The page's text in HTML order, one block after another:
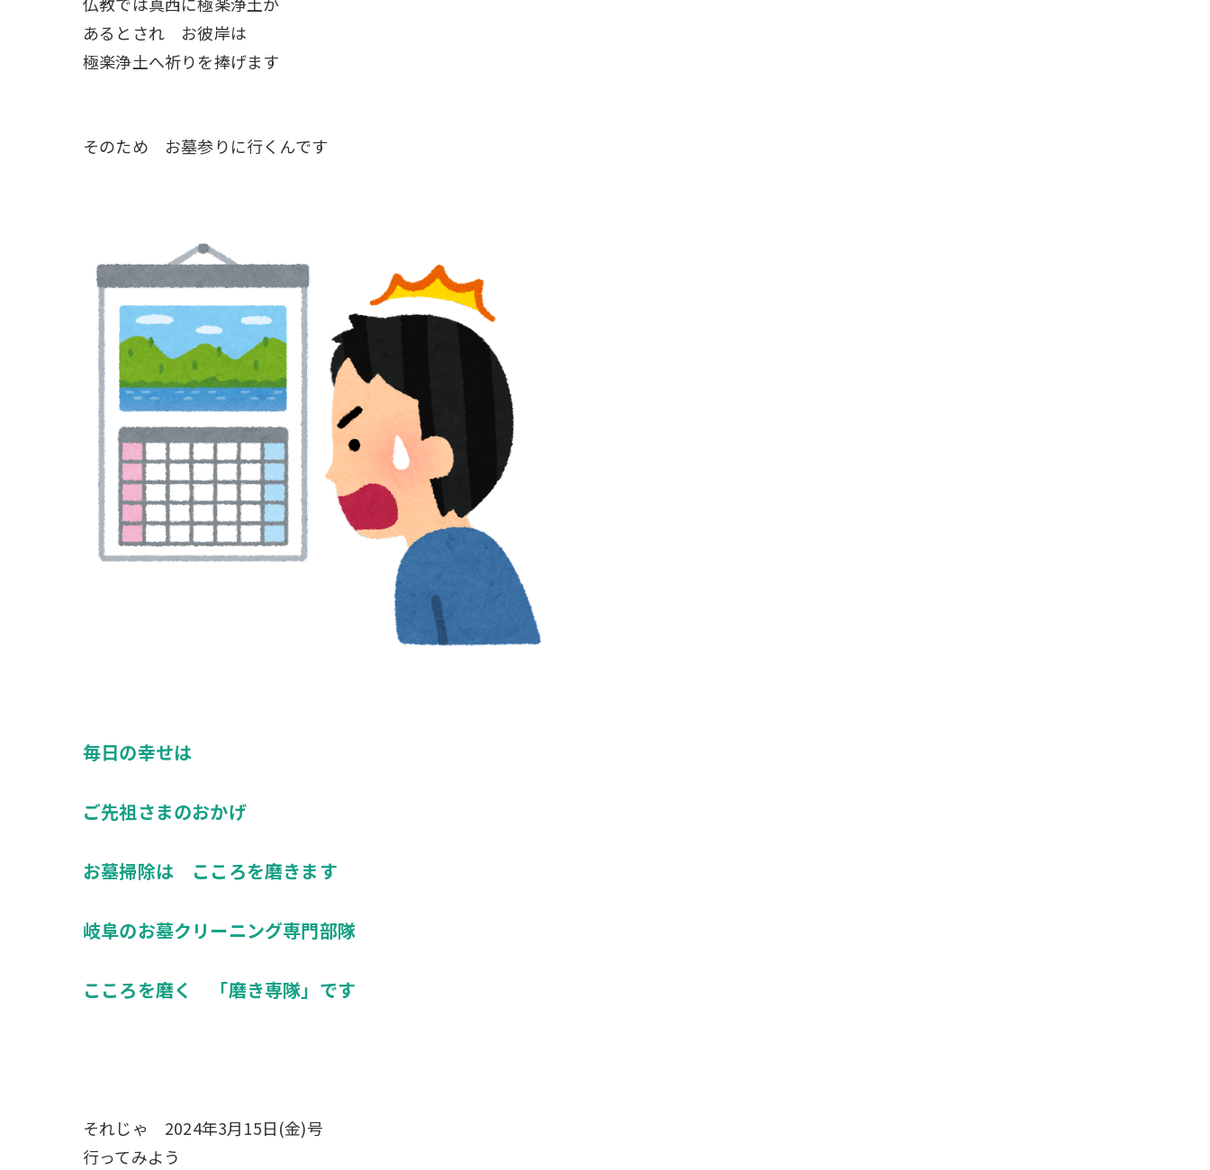
あるとされ お彼岸は
極楽浄土へ祈りを捧げます
そのため お墓参りに行くんです
毎日の幸せは
ご先祖さまのおかげ
お墓掃除は こころを磨きます
岐阜のお墓クリーニング専門部隊
こころを磨く 「磨き専隊」です
それじゃ 2024年3月15日(金)号
行ってみよう